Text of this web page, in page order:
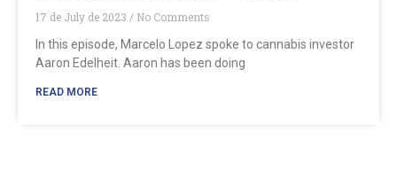
17 de July de 2023
No Comments
In this episode, Marcelo Lopez spoke to cannabis investor
Aaron Edelheit. Aaron has been doing
READ MORE